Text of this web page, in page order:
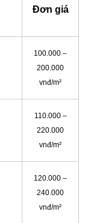
Đơn giá
100.000 –
200.000
vnđ/m²
110.000 –
220.000
vnđ/m²
120.000 –
240.000
vnđ/m²